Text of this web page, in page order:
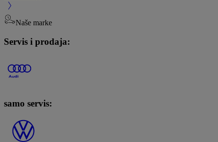
Naše marke
Servis i prodaja:
samo servis: